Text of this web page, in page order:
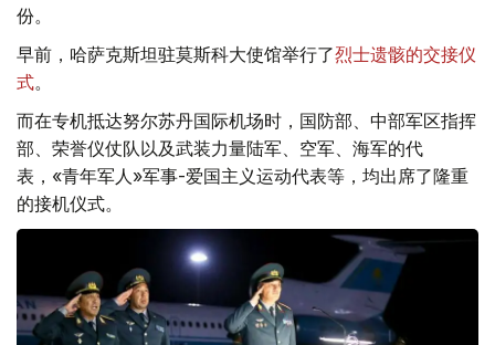
份。
早前，哈萨克斯坦驻莫斯科大使馆举行了烈士遗骸的交接仪
式。
而在专机抵达努尔苏丹国际机场时，国防部、中部军区指挥
部、荣誉仪仗队以及武装力量陆军、空军、海军的代
表，«青年军人»军事-爱国主义运动代表等，均出席了隆重
的接机仪式。